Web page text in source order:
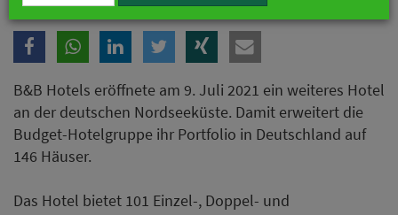
B&B Hotels eröffnete am 9. Juli 2021 ein weiteres Hotel
an der deutschen Nordseeküste. Damit erweitert die
Budget-Hotelgruppe ihr Portfolio in Deutschland auf
146 Häuser.
Das Hotel bietet 101 Einzel-, Doppel- und